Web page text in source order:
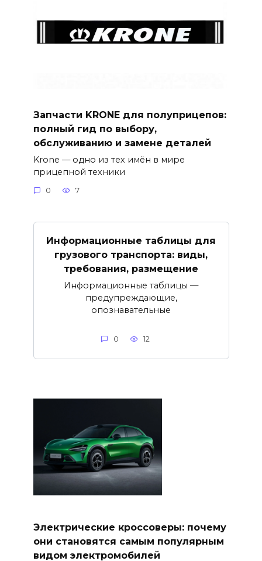
Запчасти KRONE для полуприцепов:
полный гид по выбору,
обслуживанию и замене деталей
Krone — одно из тех имён в мире
прицепной техники
0 7
Информационные таблицы для
грузового транспорта: виды,
требования, размещение
Информационные таблицы —
предупреждающие,
опознавательные
0 12
Электрические кроссоверы: почему
они становятся самым популярным
видом электромобилей